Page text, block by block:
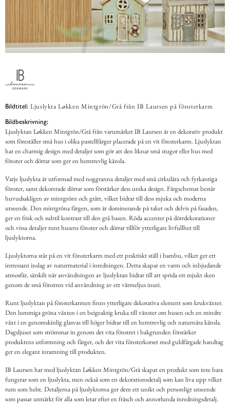
Bildtitel: Ljuslykta Løkken Mintgrön/Grå från IB Laursen på fönsterkarm
Bildbeskrivning:
Ljuslyktan Løkken Mintgrön/Grå från varumärket IB Laursen är en dekorativ produkt
som föreställer små hus i olika pastellfärger placerade på en vit fönsterkarm. Ljuslyktan
har en charmig design med detaljer som gör att den liknar små stugor eller hus med
fönster och dörrar som ger en hemtrevlig känsla.
Varje ljuslykta är utformad med noggranna detaljer med små cirkulära och fyrkantiga
fönster, samt dekorerade dörrar som förstärker dess unika design. Färgschemat består
huvudsakligen av mintgrönt och grått, vilket bidrar till dess mjuka och moderna
utseende. Den mintgröna färgen, som är dominerande på taket och delvis på fasaden,
ger en frisk och subtil kontrast till den grå basen. Röda accenter på dörrdekorationer
och vissa detaljer runt husens fönster och dörrar tillför ytterligare livfullhet till
ljuslyktorna.
Ljuslyktorna står på en vit fönsterkarm med ett praktiskt ställ i bambu, vilket ger ett
intressant inslag av naturmaterial i inredningen. Detta skapar en varm och inbjudande
atmosfär, särskilt när användningen av ljuslyktan bidrar till att sprida ett mjukt sken
genom de små fönstren vid användning av ett värmeljus inuti.
Runt ljuslyktan på fönsterkarmen finns ytterligare dekorativa element som krukväxter.
Den lummiga gröna växten i en beigeaktig kruka till vänster om husen och en mindre
växt i en genomskinlig glasvas till höger bidrar till en hemtrevlig och naturnära känsla.
Dagsljuset som strömmar in genom det vita fönstret i bakgrunden förstärker
produktens utformning och färger, och det vita fönsterkorset med guldfärgade handtag
ger en elegant inramning till produkten.
IB Laursen har med ljuslyktan Løkken Mintgrön/Grå skapat en produkt som inte bara
fungerar som en ljuslykta, men också som en dekorationsdetalj som kan liva upp vilket
rum som helst. Detaljerna på ljuslyktorna ger dem ett unikt och personligt utseende
som passar utmärkt för alla som letar efter en fräsch och annorlunda inredningsdetalj.